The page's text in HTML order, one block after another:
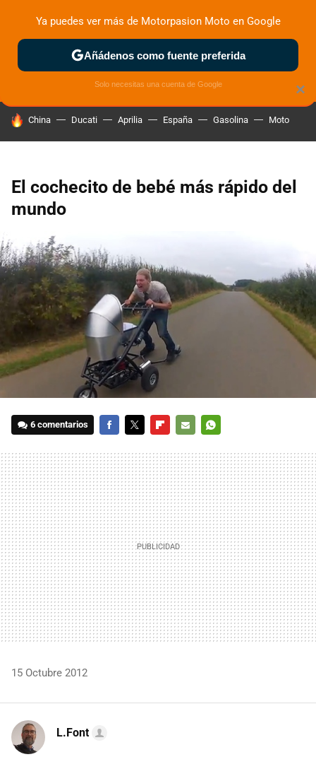
ZONA DE PRUEBAS DEPORTIVAS MOTOS ELÉCTRICAS
HOY SE HABLA DE
China Ducati Aprilia España Gasolina Moto
El cochecito de bebé más rápido del
mundo
6 comentarios
MAIL
15 Octubre 2012
L.Font
×
Ya puedes ver más de Motorpasion Moto en Google
Añádenos como fuente preferida
Solo necesitas una cuenta de Google